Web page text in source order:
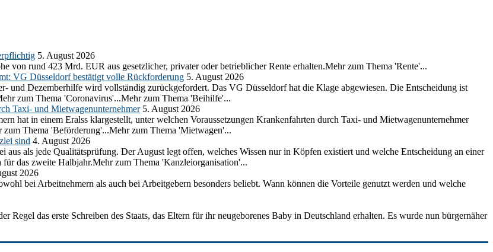
5. August 2026
von rund 423 Mrd. EUR aus gesetzlicher, privater oder betrieblicher Rente erhalten.Mehr zum Thema 'Rente'...
VG Düsseldorf bestätigt volle Rückforderung 5. August 2026
und Dezemberhilfe wird vollständig zurückgefordert. Das VG Düsseldorf hat die Klage abgewiesen. Die Entscheidung ist
zum Thema 'Coronavirus'...Mehr zum Thema 'Beihilfe'...
Taxi- und Mietwagenunternehmer 5. August 2026
hat in einem Eralss klargestellt, unter welchen Voraussetzungen Krankenfahrten durch Taxi- und Mietwagenunternehmer
zum Thema 'Beförderung'...Mehr zum Thema 'Mietwagen'...
sind 4. August 2026
aus als jede Qualitätsprüfung. Der August legt offen, welches Wissen nur in Köpfen existiert und welche Entscheidung an einer
das zweite Halbjahr.Mehr zum Thema 'Kanzleiorganisation'...
2026
bei Arbeitnehmern als auch bei Arbeitgebern besonders beliebt. Wann können die Vorteile genutzt werden und welche
das erste Schreiben des Staats, das Eltern für ihr neugeborenes Baby in Deutschland erhalten. Es wurde nun bürgernäher